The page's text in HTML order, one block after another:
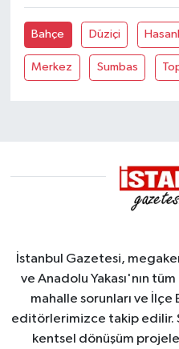
Bahçe Düziçi
Merkez Sumbas
İstanbul Gazetesi,
ve Anadolu Yakası'nın
mahalle sorunları ve İlçe
editörlerimizce takip edilir.
kentsel dönüşüm